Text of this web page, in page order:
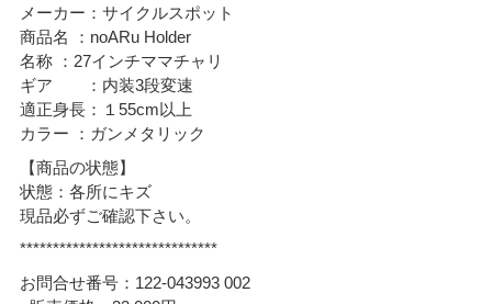
メーカー：サイクルスポット
商品名 ：noARu Holder
名称 ：27インチママチャリ
ギア ：内装3段変速
適正身長：１55cm以上
カラー ：ガンメタリック
【商品の状態】
状態：各所にキズ
現品必ずご確認下さい。
******************************
お問合せ番号：122-043993 002